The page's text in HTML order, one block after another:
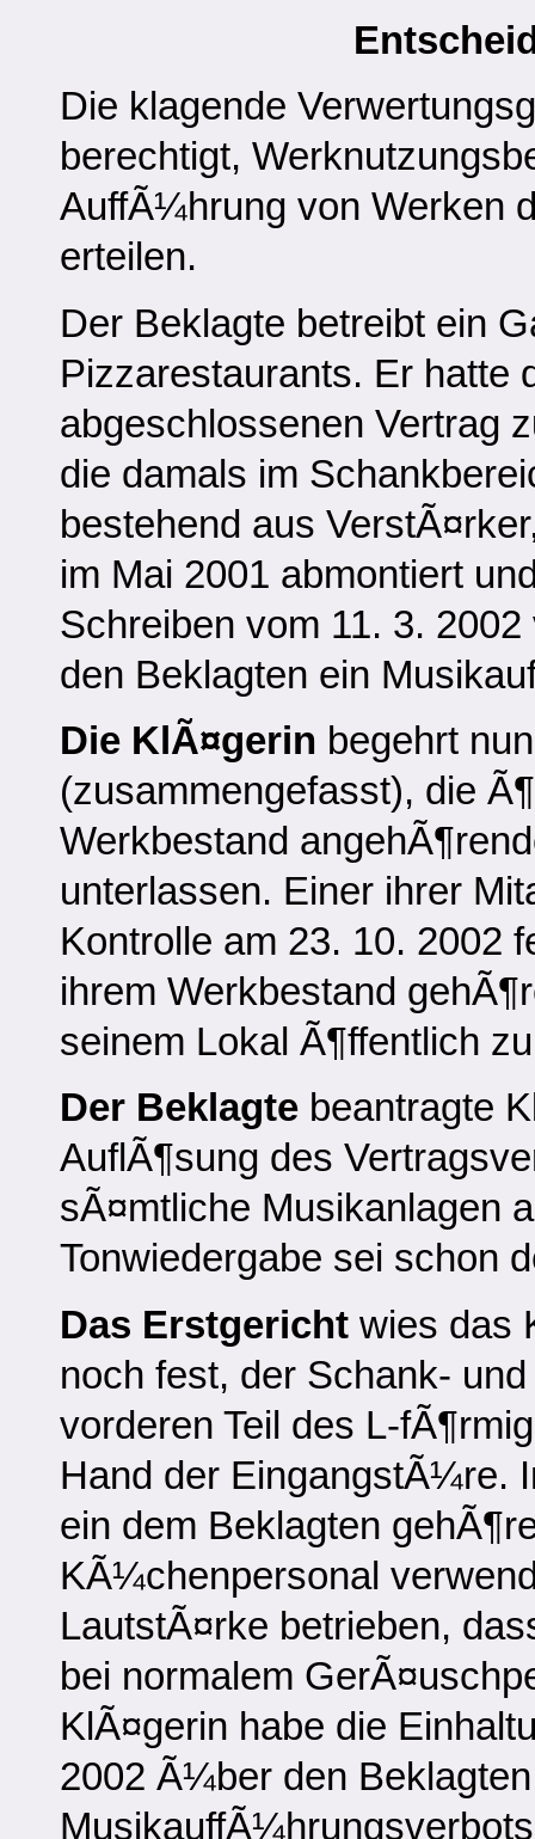
Die klagende
berechtigt,
AuffÃ¼hrung von Werken
erteilen.
Der Beklagte betreibt ein
Pizzarestaurants. Er hatte
abgeschlossenen Vertrag
die damals im
bestehend aus
im Mai 2001 abmontiert
Schreiben vom 11. 3.
den Beklagten ein
Die KlÃ¤gerin begehrt
(zusammengefasst), die
Werkbestand
unterlassen. Einer ihrer
Kontrolle am 23. 10. 2002
ihrem Werkbestand
seinem Lokal Ã¶ffentlich
Der Beklagte beantragte
AuflÃ¶sung des
sÃ¤mtliche Musikanlagen
Tonwiedergabe sei schon
Das Erstgericht wies das
noch fest, der Schank-
vorderen Teil des L-
Hand der EingangstÃ¼re.
ein dem Beklagten
KÃ¼chenpersonal
LautstÃ¤rke betrieben,
bei normalem
KlÃ¤gerin habe die
2002 Ã¼ber den